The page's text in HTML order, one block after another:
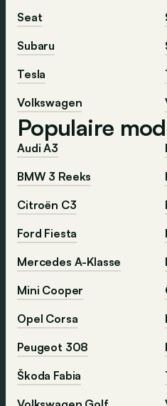
Seat
Subaru
Tesla
Volkswagen
Populaire
Audi A3
BMW 3 Reeks
Citroën C3
Ford Fiesta
Mercedes A-Klasse
Mini Cooper
Opel Corsa
Peugeot 308
Škoda Fabia